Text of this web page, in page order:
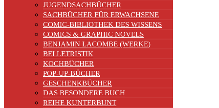
JUGENDSACHBÜCHER
SACHBÜCHER FÜR ERWACHSENE
COMIC-BIBLIOTHEK DES WISSENS
COMICS & GRAPHIC NOVELS
BENJAMIN LACOMBE (WERKE)
BELLETRISTIK
KOCHBÜCHER
POP-UP-BÜCHER
GESCHENKBÜCHER
DAS BESONDERE BUCH
REIHE KUNTERBUNT